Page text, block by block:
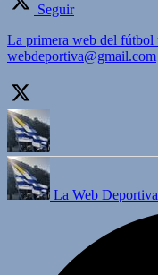
Seguir
La primera web del fútbol
webdeportiva@gmail.com
La Web